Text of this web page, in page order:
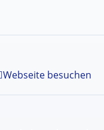
Webseite besuchen